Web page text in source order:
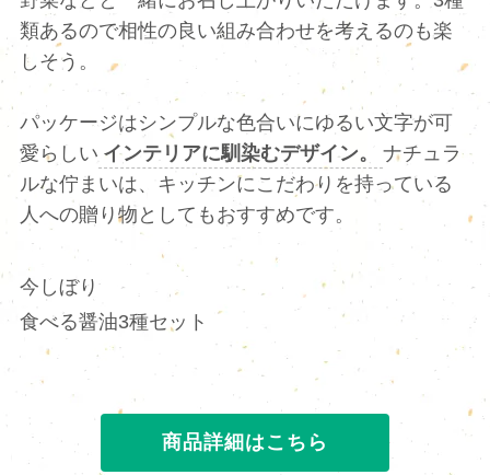
類あるので相性の良い組み合わせを考えるのも楽
しそう。
パッケージはシンプルな色合いにゆるい文字が可
愛らしい インテリアに馴染むデザイン。
ナチュラ
ルな佇まいは、キッチンにこだわりを持っている
人への贈り物としてもおすすめです。
今しぼり
食べる醤油3種セット
商品詳細はこちら